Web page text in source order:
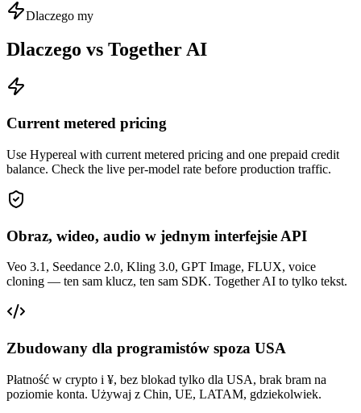
Dlaczego my
Dlaczego vs Together AI
Current metered pricing
Use Hypereal with current metered pricing and one prepaid credit
balance. Check the live per-model rate before production traffic.
Obraz, wideo, audio w jednym interfejsie API
Veo 3.1, Seedance 2.0, Kling 3.0, GPT Image, FLUX, voice
cloning — ten sam klucz, ten sam SDK. Together AI to tylko tekst.
Zbudowany dla programistów spoza USA
Płatność w crypto i ¥, bez blokad tylko dla USA, brak bram na
poziomie konta. Używaj z Chin, UE, LATAM, gdziekolwiek.